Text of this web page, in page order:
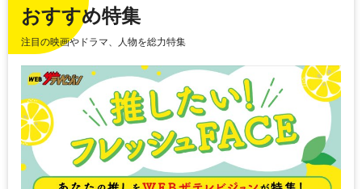
おすすめ特集
注目の映画やドラマ、人物を総力特集